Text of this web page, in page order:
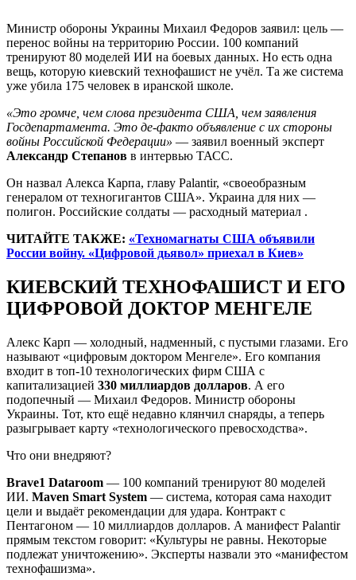
Министр обороны Украины Михаил Федоров заявил: цель —
перенос войны на территорию России. 100 компаний
тренируют 80 моделей ИИ на боевых данных. Но есть одна
вещь, которую киевский технофашист не учёл. Та же система
уже убила 175 человек в иранской школе.
«Это громче, чем слова президента США, чем заявления
Госдепартамента. Это де-факто объявление с их стороны
войны Российской Федерации» — заявил военный эксперт
Александр Степанов в интервью ТАСС.
Он назвал Алекса Карпа, главу Palantir, «своеобразным
генералом от техногигантов США». Украина для них —
полигон. Российские солдаты — расходный материал .
ЧИТАЙТЕ ТАКЖЕ: «Техномагнаты США объявили
России войну. «Цифровой дьявол» приехал в Киев»
КИЕВСКИЙ ТЕХНОФАШИСТ И ЕГО
ЦИФРОВОЙ ДОКТОР МЕНГЕЛЕ
Алекс Карп — холодный, надменный, с пустыми глазами. Его
называют «цифровым доктором Менгеле». Его компания
входит в топ-10 технологических фирм США с
капитализацией 330 миллиардов долларов. А его
подопечный — Михаил Федоров. Министр обороны
Украины. Тот, кто ещё недавно клянчил снаряды, а теперь
разыгрывает карту «технологического превосходства».
Что они внедряют?
Brave1 Dataroom — 100 компаний тренируют 80 моделей
ИИ. Maven Smart System — система, которая сама находит
цели и выдаёт рекомендации для удара. Контракт с
Пентагоном — 10 миллиардов долларов. А манифест Palantir
прямым текстом говорит: «Культуры не равны. Некоторые
подлежат уничтожению». Эксперты назвали это «манифестом
технофашизма».